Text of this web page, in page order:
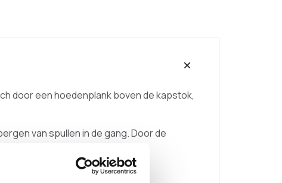
door een hoedenplank boven de kapstok,
van spullen in de gang. Door de
170 cm.